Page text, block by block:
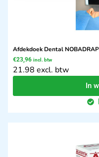
Afdekdoek Dental
€23,96 incl. btw
21.98 excl. btw
In